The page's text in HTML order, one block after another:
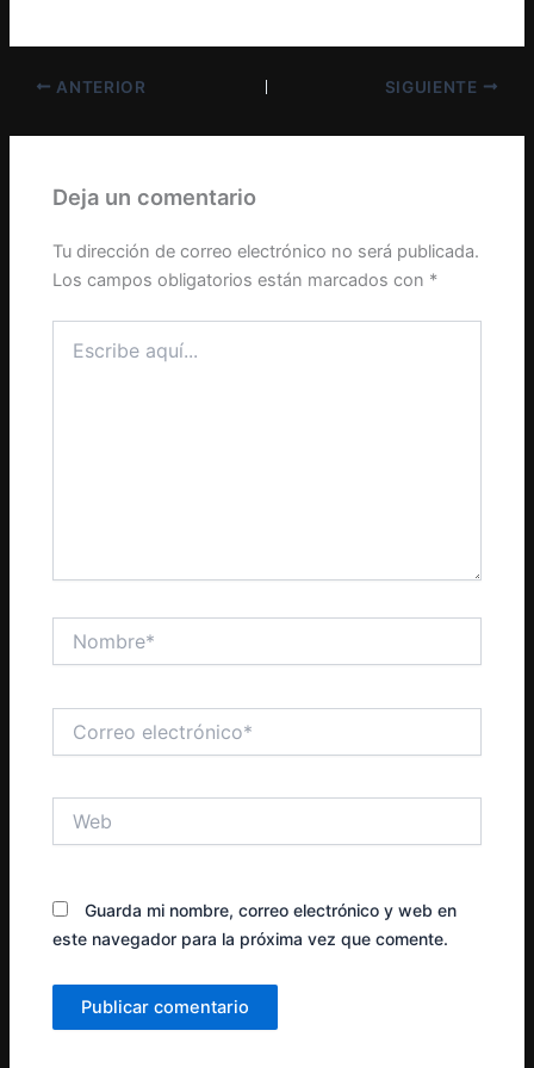
ANTERIOR SIGUIENTE
Deja un comentario
Tu dirección de correo electrónico no será publicada.
Los campos obligatorios están marcados con *
aquí...
electrónico*
Guarda mi nombre, correo electrónico y web en
este navegador para la próxima vez que comente.